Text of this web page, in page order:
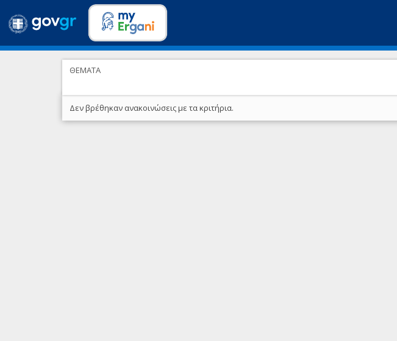
ΘΕΜΑΤΑ
Δεν βρέθηκαν ανακοινώσεις με τα κριτήρια.